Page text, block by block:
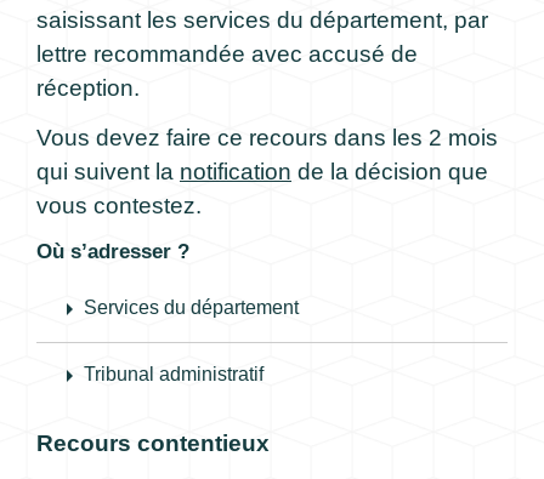
saisissant les services du département, par
lettre recommandée avec accusé de
réception.
Vous devez faire ce recours dans les 2 mois
qui suivent la notification de la décision que
vous contestez.
Où s’adresser ?
arrow_right Services du département
arrow_right Tribunal administratif
Recours contentieux